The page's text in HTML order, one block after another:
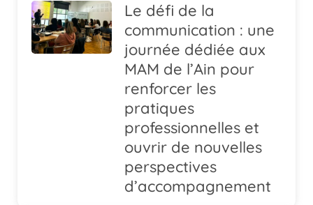
Le défi de la
communication : une
journée dédiée aux
MAM de l’Ain pour
renforcer les
pratiques
professionnelles et
ouvrir de nouvelles
perspectives
d’accompagnement